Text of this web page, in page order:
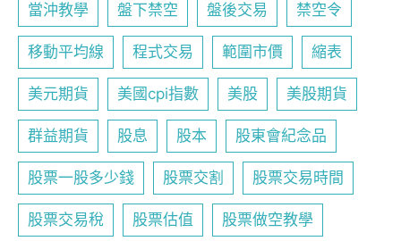
當沖教學 盤下禁空 盤後交易 禁空令
移動平均線 程式交易 範圍市價 縮表
美元期貨 美國cpi指數 美股 美股期貨
群益期貨 股息 股本 股東會紀念品
股票一股多少錢 股票交割 股票交易時間
股票交易稅 股票估值 股票做空教學